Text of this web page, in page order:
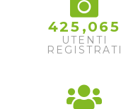
425 ,065
UTENTI
REGISTRATI